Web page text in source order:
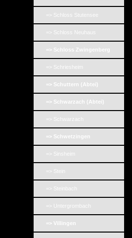
=> Schloss Stutensee
=> Schloss Neuhaus
=> Schloss Zwingenberg
=> Schriesheim
=> Schuttern (Abtei)
=> Schwarzach (Abtei)
=> Schwarzach
=> Schwetzingen
=> Sinsheim
=> Stein
=> Steinbach
=> Untergrombach
=> Villingen